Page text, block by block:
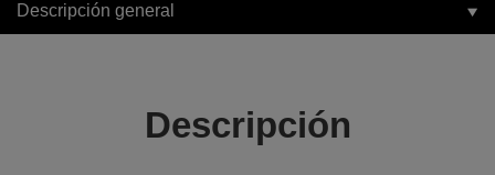
Descripción general
Descripción